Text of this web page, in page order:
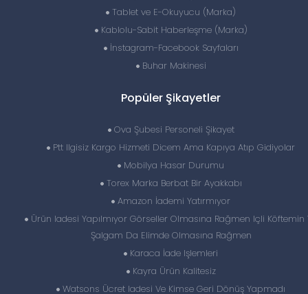
Tablet ve E-Okuyucu (Marka)
Kablolu-Sabit Haberleşme (Marka)
İnstagram-Facebook Sayfaları
Buhar Makinesi
Popüler Şikayetler
Ova Şubesi Personeli Şikayet
Ptt Ilgisiz Kargo Hizmeti Dicem Ama Kapıya Atıp Gidiyolar
Mobilya Hasar Durumu
Torex Marka Berbat Bir Ayakkabı
Amazon İademi Yatırmıyor
Ürün Iadesi Yapılmıyor Görseller Olmasına Rağmen Içli Köftemin
Şalgam Da Elimde Olmasına Rağmen
Karaca İade Işlemleri
Kayra Ürün Kalitesiz
Watsons Ücret Iadesi Ve Kimse Geri Dönüş Yapmadı